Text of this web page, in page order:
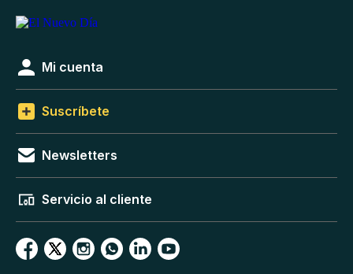
Mi cuenta
Suscríbete
Newsletters
Servicio al cliente